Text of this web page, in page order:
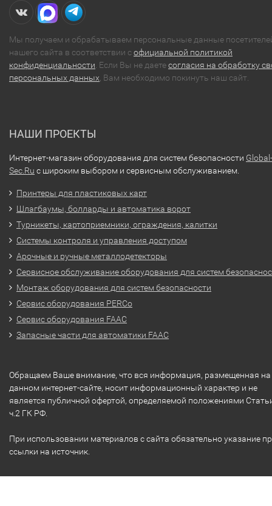
Мы получаем и обрабатываем персональные данные
нашего сайта в соответствии софициальной политикой
конфиденциальности . Если Вы не даетесогласия на обработку
персональных данных , Вам необходимо покинуть наш сайт.
НАШИ ПРОЕКТЫ
Интернет-магазин оборудования для систем безопасности Global-
Sec.Ru с широким выбором и сервисным обслуживанием.
Принтеры для пластиковых карт
Шлагбаумы, болларды и автоматика ворот
Турникеты, картоприемники, ограждения, калитки
Системы контроля и управления доступом
Арочные и ручные металлодетекторы
Сервисное обслуживание оборудования для систем
Монтаж оборудования для систем безопасности
Сервис оборудования PERCo
Сервис оборудования FAAC
Запасные части для автоматики FAAC
Обращаем Ваше внимание, что вся информация, размещенная на
данном интернет-сайте, носит информационный характер и не
является публичной офертой, определяемой положениями
ч.2 ГК РФ.
При использовании материалов с сайта обязательно указание
ссылки на источник.